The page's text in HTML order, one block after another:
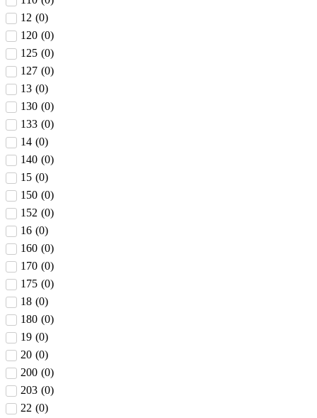
12 (0)
120 (0)
125 (0)
127 (0)
13 (0)
130 (0)
133 (0)
14 (0)
140 (0)
15 (0)
150 (0)
152 (0)
16 (0)
160 (0)
170 (0)
175 (0)
18 (0)
180 (0)
19 (0)
20 (0)
200 (0)
203 (0)
22 (0)